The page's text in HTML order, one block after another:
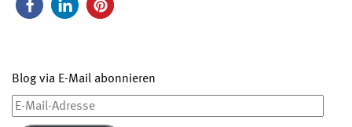
Blog via E-Mail abonnieren
E-
Mail-